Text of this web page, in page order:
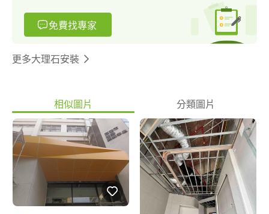
免費找專家
更多大理石安裝
相似圖片 分類圖片